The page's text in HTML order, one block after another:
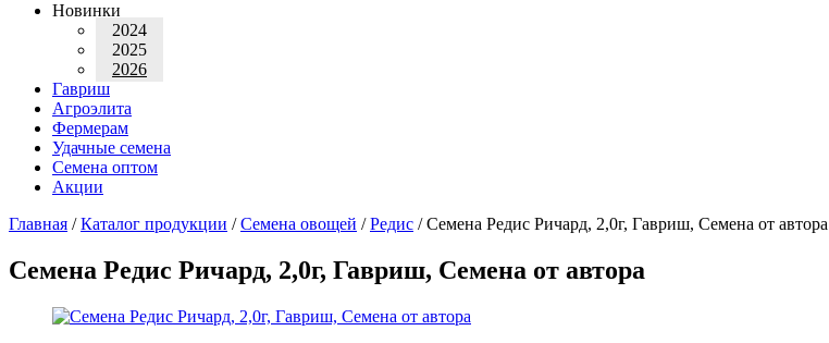
Новинки
2024
2025
2026
Гавриш
Агроэлита
Фермерам
Удачные семена
Семена оптом
Акции
Главная /Каталог продукции /Семена овощей /Редис /Семена Редис Ричард, 2,0г, Гавриш, Семена от автора
Семена Редис Ричард, 2,0г, Гавриш, Семена от автора